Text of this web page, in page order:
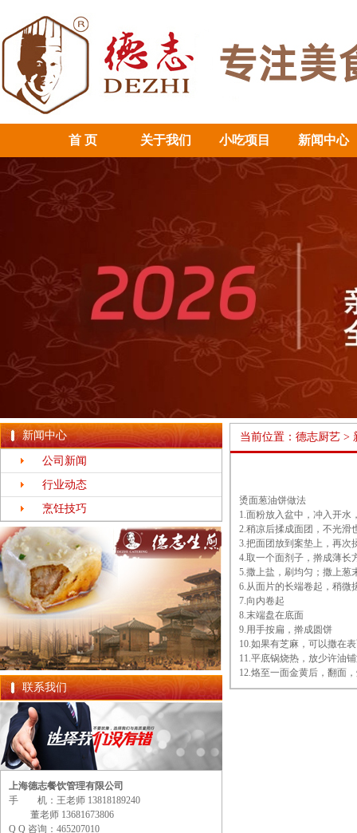
首 页 关于我们 小吃项目 新闻中心
新闻中心
公司新闻
行业动态
烹饪技巧
联系我们
上海德志餐饮管理有限公司
手 机：王老师 13818189240
董老师 13681673806
Q Q 咨询：465207010
当前位置： 德志厨艺 >
烫面葱油饼做法
1.面粉放入盆中，冲入开水
2.稍凉后揉成面团，不光滑
3.把面团放到案垫上，再次
4.取一个面剂子，擀成薄长
5.撒上盐，刷均匀；撒上葱
6.从面片的长端卷起，稍微
7.向内卷起
8.末端盘在底面
9.用手按扁，擀成圆饼
10.如果有芝麻，可以撒在
11.平底锅烧热，放少许油
12.烙至一面金黄后，翻面